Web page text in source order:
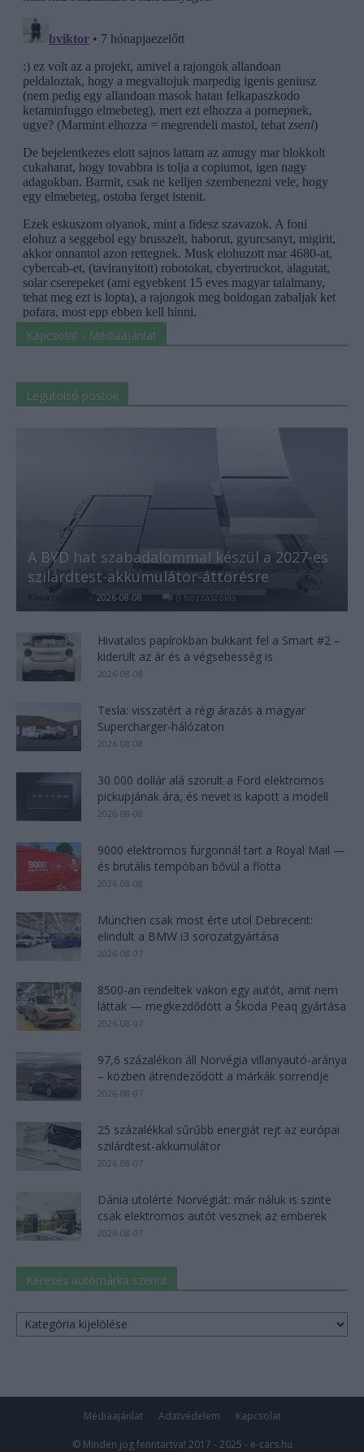
Kapcsolat - Médiaajánlat
Legutolsó postok
A BYD hat szabadalommal készül a 2027-es
szilárdtest-akkumulátor-áttörésre
- 2026-08-08 0 hozzászólás
Hivatalos papírokban bukkant fel a Smart #2 –
kiderült az ár és a végsebesség is
2026-08-08
Tesla: visszatért a régi árazás a magyar
Supercharger-hálózaton
2026-08-08
30 000 dollár alá szorult a Ford elektromos
pickupjának ára, és nevet is kapott a modell
2026-08-08
9000 elektromos furgonnál tart a Royal Mail —
és brutális tempóban bővül a flotta
2026-08-08
München csak most érte utol Debrecent:
elindult a BMW i3 sorozatgyártása
2026-08-07
8500-an rendeltek vakon egy autót, amit nem
láttak — megkezdődött a Škoda Peaq gyártása
2026-08-07
97,6 százalékon áll Norvégia villanyautó-aránya
– közben átrendeződött a márkák sorrendje
2026-08-07
25 százalékkal sűrűbb energiát rejt az európai
szilárdtest-akkumulátor
2026-08-07
Dánia utolérte Norvégiát: már náluk is szinte
csak elektromos autót vesznek az emberek
2026-08-07
Keresés autómárka szerint
Keresés
autómárka
Médiaajánlat Adatvédelem Kapcsolat
© Minden jog fenntartva! 2017 - 2025 - e-cars.hu